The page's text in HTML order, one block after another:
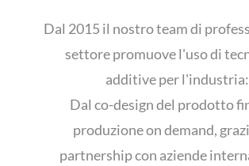
Dal 2015 il nostro team di
settore promuove l'uso di
additive per l'industria:
Dal co-design del prodotto
produzione on demand,
partnership con aziende